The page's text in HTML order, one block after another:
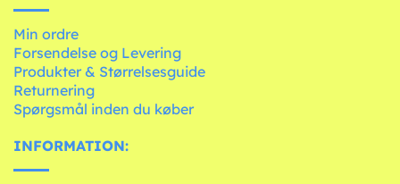
Min ordre
Forsendelse og Levering
Produkter & Størrelsesguide
Returnering
Spørgsmål inden du køber
INFORMATION: